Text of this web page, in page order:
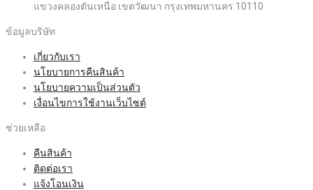
แขวงคลองตันเหนือ เขตวัฒนา กรุงเทพมหานคร 10110
ข้อมูลบริษัท
เกี่ยวกับเรา
นโยบายการคืนสินค้า
นโยบายความเป็นส่วนตัว
เงื่อนไขการใช้งานเว็บไซต์
ช่วยเหลือ
คืนสินค้า
ติดต่อเรา
แจ้งโอนเงิน